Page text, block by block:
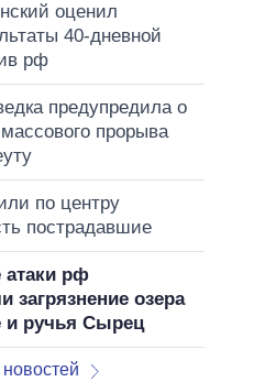
оценил
40-дневной
рф
предупредила о
прорыва
по центру
пострадавшие
атаки рф
загрязнение озера
и ручья Сырец